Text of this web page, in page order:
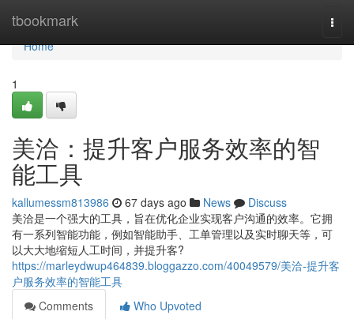
tbookmark
Home
Home
1
美洽：提升客户服务效率的智
能工具
kallumessm813986 67 days ago News
Discuss
美洽是一个强大的工具，旨在优化企业实现客户沟通的效率。它拥
有一系列智能功能，例如智能助手、工单管理以及实时聊天等，可
以大大地缩短人工时间，并提升客?
https://marleydwup464839.bloggazzo.com/40049579/美洽-提升客
户服务效率的智能工具
Comments
Who Upvoted